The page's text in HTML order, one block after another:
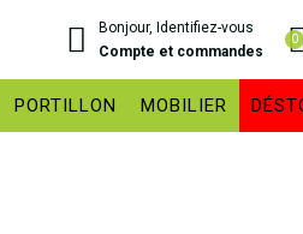
Bonjour, Identifiez-vous
Compte et commandes
PORTILLON MOBILIER